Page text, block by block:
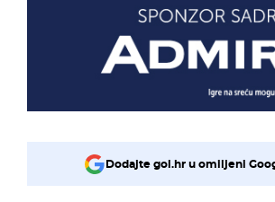
Dodajte gol.hr u omiljeni